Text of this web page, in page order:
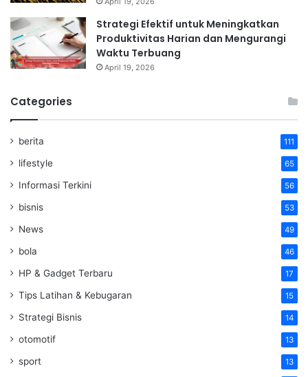
Strategi Efektif untuk Meningkatkan
Produktivitas Harian dan Mengurangi
Waktu Terbuang
April 19, 2026
Categories
berita 111
lifestyle 65
Informasi Terkini 56
bisnis 53
News 49
bola 46
HP & Gadget Terbaru 17
Tips Latihan & Kebugaran 15
Strategi Bisnis 14
otomotif 13
sport 13